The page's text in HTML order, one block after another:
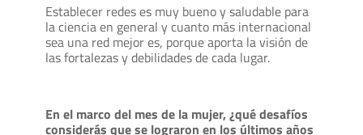
Establecer redes es muy bueno y saludable para
la ciencia en general y cuanto más internacional
sea una red mejor es, porque aporta la visión de
las fortalezas y debilidades de cada lugar.
En el marco del mes de la mujer, ¿qué desafíos
considerás que se lograron en los últimos años